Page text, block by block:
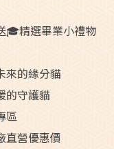
🎓精選畢業小禮物
來的緣分貓
的守護貓
區
直營優惠價